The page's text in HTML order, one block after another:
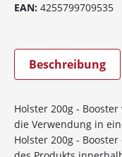
EAN: 4255799709535
Beschreibung
Holster 200g -
die Verwendung in
Holster 200g -